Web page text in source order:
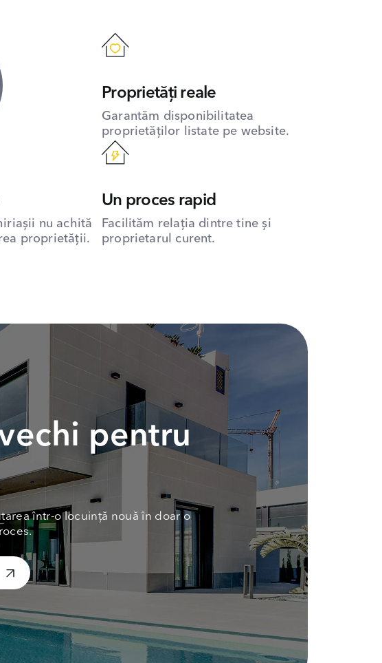
Proprietăți reale
Garantăm disponibilitatea
proprietăților listate pe website.
nu achită
proprietății.
Un proces rapid
Facilităm relația dintre tine și
proprietarul curent.
pentru
într-o locuință nouă în doar o